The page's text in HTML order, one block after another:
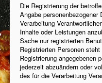
Die Registrierung der
Angabe personenbezogener
Verarbeitung
Inhalte oder Leistungen
Sache nur registrierten
Registrierten Personen
Registrierung angegebenen
jederzeit abzuändern oder
des für die Verarbeitung